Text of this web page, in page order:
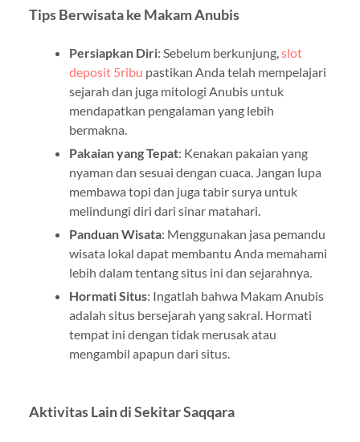
Tips Berwisata ke Makam Anubis
Persiapkan Diri: Sebelum berkunjung, slot
deposit 5ribu pastikan Anda telah mempelajari
sejarah dan juga mitologi Anubis untuk
mendapatkan pengalaman yang lebih
bermakna.
Pakaian yang Tepat: Kenakan pakaian yang
nyaman dan sesuai dengan cuaca. Jangan lupa
membawa topi dan juga tabir surya untuk
melindungi diri dari sinar matahari.
Panduan Wisata: Menggunakan jasa pemandu
wisata lokal dapat membantu Anda memahami
lebih dalam tentang situs ini dan sejarahnya.
Hormati Situs: Ingatlah bahwa Makam Anubis
adalah situs bersejarah yang sakral. Hormati
tempat ini dengan tidak merusak atau
mengambil apapun dari situs.
Aktivitas Lain di Sekitar Saqqara